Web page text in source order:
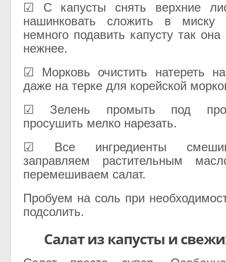
☑ С капусты снять верхние
нашинковать сложить в
немного подавить капусту так она
нежнее.
☑ Морковь очистить натереть
даже на терке для корейской
☑ Зелень промыть под
просушить мелко нарезать.
☑ Все ингредиенты
заправляем растительным
перемешиваем салат.
Пробуем на соль при
подсолить.
Салат из капусты и